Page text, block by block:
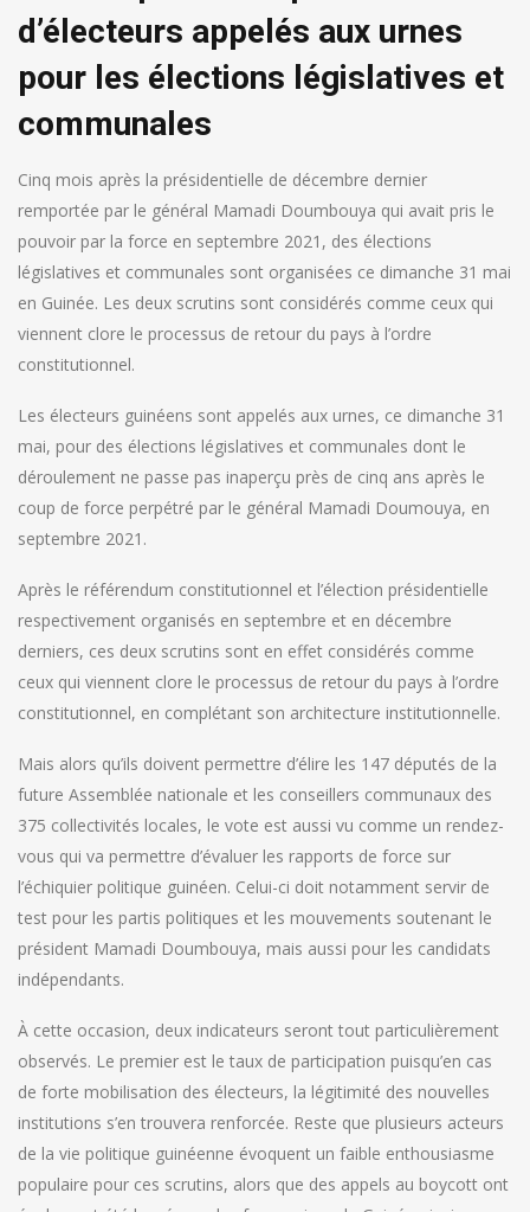
d’électeurs appelés aux urnes
pour les élections législatives et
communales
Cinq mois après la présidentielle de décembre dernier
remportée par le général Mamadi Doumbouya qui avait pris le
pouvoir par la force en septembre 2021, des élections
législatives et communales sont organisées ce dimanche 31 mai
en Guinée. Les deux scrutins sont considérés comme ceux qui
viennent clore le processus de retour du pays à l’ordre
constitutionnel.
Les électeurs guinéens sont appelés aux urnes, ce dimanche 31
mai, pour des élections législatives et communales dont le
déroulement ne passe pas inaperçu près de cinq ans après le
coup de force perpétré par le général Mamadi Doumouya, en
septembre 2021.
Après le référendum constitutionnel et l’élection présidentielle
respectivement organisés en septembre et en décembre
derniers, ces deux scrutins sont en effet considérés comme
ceux qui viennent clore le processus de retour du pays à l’ordre
constitutionnel, en complétant son architecture institutionnelle.
Mais alors qu’ils doivent permettre d’élire les 147 députés de la
future Assemblée nationale et les conseillers communaux des
375 collectivités locales, le vote est aussi vu comme un rendez-
vous qui va permettre d’évaluer les rapports de force sur
l’échiquier politique guinéen. Celui-ci doit notamment servir de
test pour les partis politiques et les mouvements soutenant le
président Mamadi Doumbouya, mais aussi pour les candidats
indépendants.
À cette occasion, deux indicateurs seront tout particulièrement
observés. Le premier est le taux de participation puisqu’en cas
de forte mobilisation des électeurs, la légitimité des nouvelles
institutions s’en trouvera renforcée. Reste que plusieurs acteurs
de la vie politique guinéenne évoquent un faible enthousiasme
populaire pour ces scrutins, alors que des appels au boycott ont